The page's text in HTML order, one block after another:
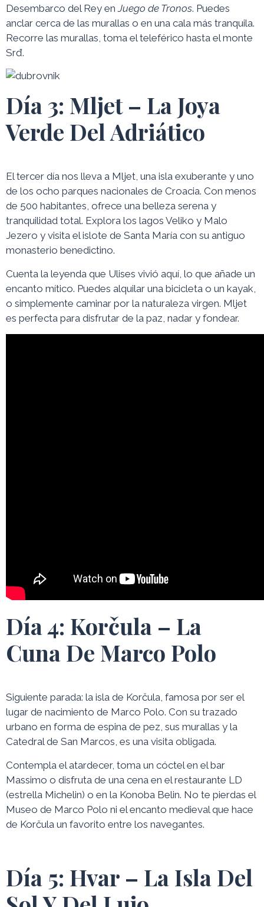
Desembarco del Rey enJuego de Tronos. Puedes
anclar cerca de las murallas o en una cala más tranquila.
Recorre las murallas, toma el teleférico hasta el monte
Srđ.
Día 3: Mljet – La Joya
Verde Del Adriático
El tercer día nos lleva a Mljet, una isla exuberante y uno
de los ocho parques nacionales de Croacia. Con menos
de 500 habitantes, ofrece una belleza serena y
tranquilidad total. Explora los lagos Veliko y Malo
Jezero y visita el islote de Santa María con su antiguo
monasterio benedictino.
Cuenta la leyenda que Ulises vivió aquí, lo que añade un
encanto mítico. Puedes alquilar una bicicleta o un kayak,
o simplemente caminar por la naturaleza virgen. Mljet
es perfecta para disfrutar de la paz, nadar y fondear.
Día 4: Korčula – La
Cuna De Marco Polo
Siguiente parada: la isla de Korčula, famosa por ser el
lugar de nacimiento de Marco Polo. Con su trazado
urbano en forma de espina de pez, sus murallas y la
Catedral de San Marcos, es una visita obligada.
Contempla el atardecer, toma un cóctel en el bar
Massimo o disfruta de una cena en el restaurante LD
(estrella Michelin) o en la Konoba Belin. No te pierdas el
Museo de Marco Polo ni el encanto medieval que hace
de Korčula un favorito entre los navegantes.
Día 5: Hvar – La Isla Del